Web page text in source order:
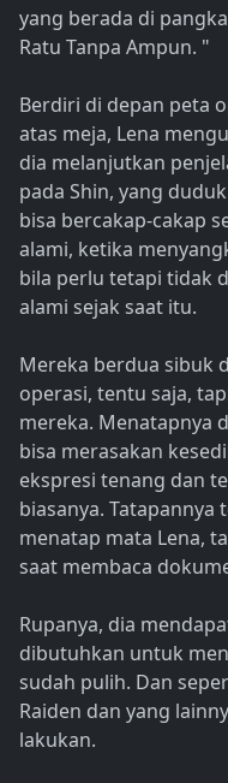
yang berada di
Ratu Tanpa Ampun. "
Berdiri di depan peta
atas meja, Lena
dia melanjutkan
pada Shin, yang
bisa bercakap-cakap
alami, ketika
bila perlu tetapi tidak
alami sejak saat itu.
Mereka berdua sibuk
operasi, tentu saja,
mereka. Menatapnya
bisa merasakan
ekspresi tenang dan
biasanya.
menatap mata Lena,
saat membaca
Rupanya, dia
dibutuhkan untuk
sudah pulih. Dan
Raiden dan yang
lakukan.